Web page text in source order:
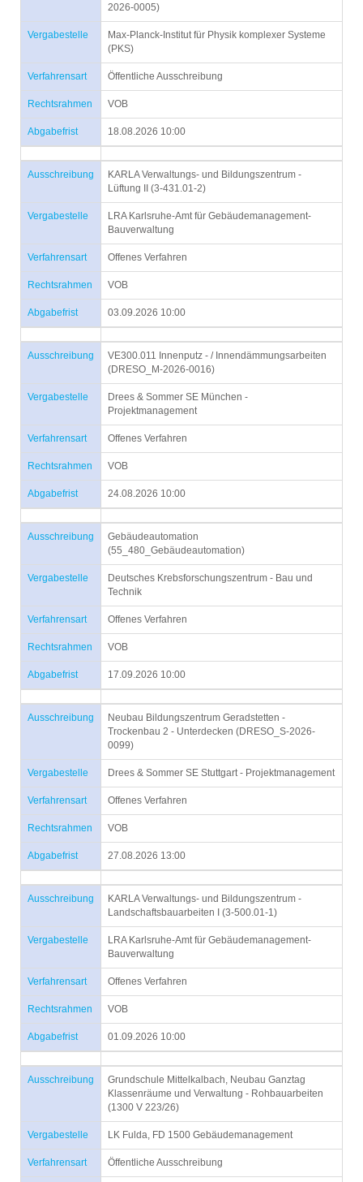
2026-0005)
Vergabestelle
Max-Planck-Institut für Physik komplexer Systeme
(PKS)
Verfahrensart Öffentliche Ausschreibung
Rechtsrahmen VOB
Abgabefrist 18.08.2026 10:00
Ausschreibung
KARLA Verwaltungs- und Bildungszentrum -
Lüftung II (3-431.01-2)
Vergabestelle
LRA Karlsruhe-Amt für Gebäudemanagement-
Bauverwaltung
Verfahrensart Offenes Verfahren
Rechtsrahmen VOB
Abgabefrist 03.09.2026 10:00
Ausschreibung
VE300.011 Innenputz - / Innendämmungsarbeiten
(DRESO_M-2026-0016)
Vergabestelle
Drees & Sommer SE München -
Projektmanagement
Verfahrensart Offenes Verfahren
Rechtsrahmen VOB
Abgabefrist 24.08.2026 10:00
Ausschreibung
Gebäudeautomation
(55_480_Gebäudeautomation)
Vergabestelle
Deutsches Krebsforschungszentrum - Bau und
Technik
Verfahrensart Offenes Verfahren
Rechtsrahmen VOB
Abgabefrist 17.09.2026 10:00
Ausschreibung
Neubau Bildungszentrum Geradstetten -
Trockenbau 2 - Unterdecken (DRESO_S-2026-
0099)
Vergabestelle Drees & Sommer SE Stuttgart - Projektmanagement
Verfahrensart Offenes Verfahren
Rechtsrahmen VOB
Abgabefrist 27.08.2026 13:00
Ausschreibung
KARLA Verwaltungs- und Bildungszentrum -
Landschaftsbauarbeiten I (3-500.01-1)
Vergabestelle
LRA Karlsruhe-Amt für Gebäudemanagement-
Bauverwaltung
Verfahrensart Offenes Verfahren
Rechtsrahmen VOB
Abgabefrist 01.09.2026 10:00
Ausschreibung
Grundschule Mittelkalbach, Neubau Ganztag
Klassenräume und Verwaltung - Rohbauarbeiten
(1300 V 223/26)
Vergabestelle LK Fulda, FD 1500 Gebäudemanagement
Verfahrensart Öffentliche Ausschreibung